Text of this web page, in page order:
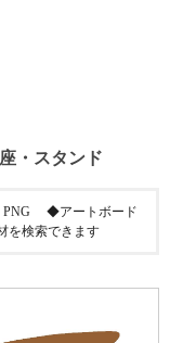
・スタンド
PNG ◆アートボード
を検索できます